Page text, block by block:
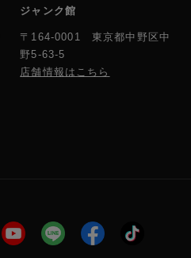
ジャンク館
〒164-0001 東京都中野区中
野5-63-5
店舗情報はこちら